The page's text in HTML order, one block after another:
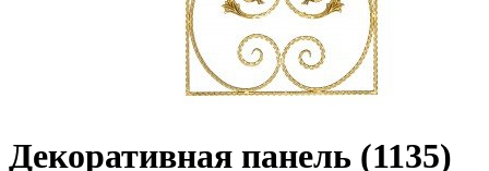
Декоративная панель (1135)